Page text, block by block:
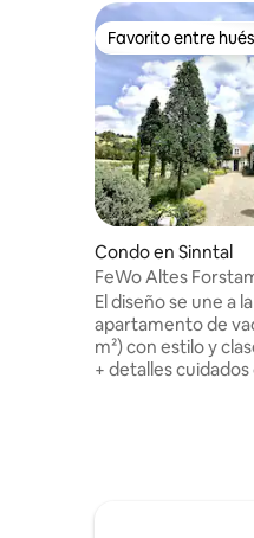
Favorito entre
Favorito entre
Condo en Sinntal
FeWo Altes
naturalmente
El diseño se une a
apartamento de
m²) con estilo y
+ detalles
independiente a
exuberante jardín